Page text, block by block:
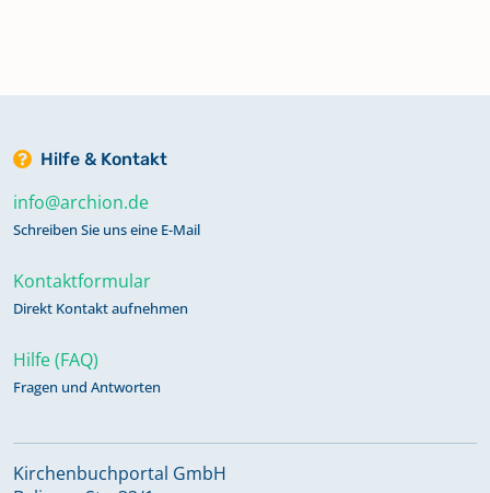
Hilfe & Kontakt
info@archion.de
Schreiben Sie uns eine E-Mail
Kontaktformular
Direkt Kontakt aufnehmen
Hilfe (FAQ)
Fragen und Antworten
Kirchenbuchportal GmbH